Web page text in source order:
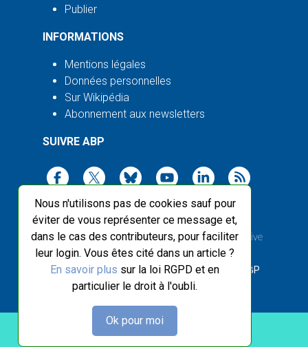
Nous n'utilisons pas de cookies sauf pour
éviter de vous représenter ce message et,
dans le cas des contributeurs, pour faciliter
leur login. Vous êtes cité dans un article ?
En savoir plus sur la loi RGPD et en
particulier le droit à l'oubli.
Ok pour moi
Publier
INFORMATIONS
Mentions légales
Données personnelles
Sur Wikipédia
Abonnement aux newsletters
SUIVRE ABP
2003-2026 ©Agence Bretagne Presse, sauf Creative
Commons
Front-end design :Breizhek Studio , Back-end : ABP